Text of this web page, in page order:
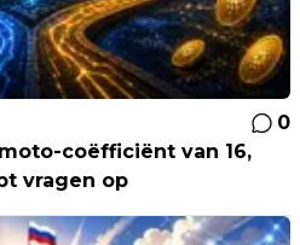
0
coëfficiënt van 16,
vragen op